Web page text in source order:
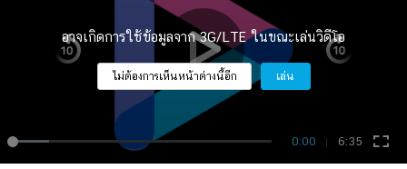
0:00 6:35
อาจเกิดการใช้ข้อมูลจาก 3G/LTE ในขณะเล่นวิดีโอ
ไม่ต้องการเห็นหน้าต่างนี้อีก เล่น